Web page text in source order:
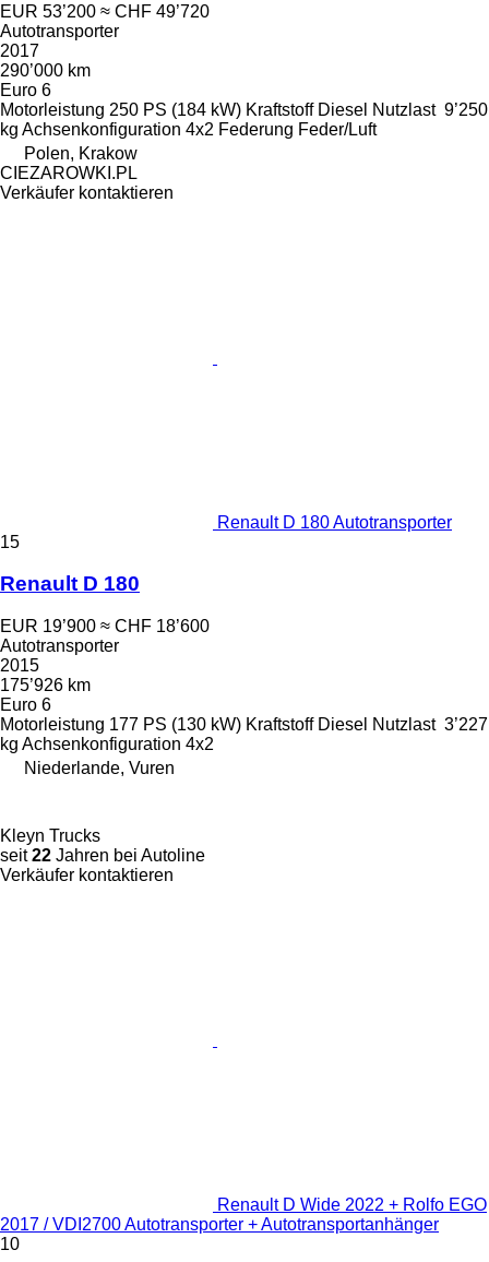
EUR 53’200 ≈ CHF 49’720
Autotransporter
2017
290’000 km
Euro 6
Motorleistung 250 PS (184 kW) Kraftstoff Diesel Nutzlast 9’250
kg Achsenkonfiguration 4x2 Federung Feder/Luft
Polen, Krakow
CIEZAROWKI.PL
Verkäufer kontaktieren
Renault D 180 Autotransporter
15
Renault D 180
EUR 19’900 ≈ CHF 18’600
Autotransporter
2015
175’926 km
Euro 6
Motorleistung 177 PS (130 kW) Kraftstoff Diesel Nutzlast 3’227
kg Achsenkonfiguration 4x2
Niederlande, Vuren
Kleyn Trucks
seit22 Jahren bei Autoline
Verkäufer kontaktieren
Renault D Wide 2022 + Rolfo EGO
2017 / VDI2700 Autotransporter + Autotransportanhänger
10